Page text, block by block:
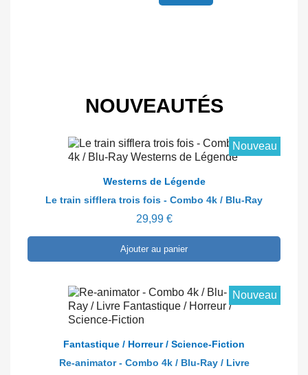
commander
Les grands espaces - Blu-ray
Pré-
commander
Navajo Joe - Blu-ray
Pré-
commander
Pré-
commander
commander
Voir
Fantastique / Horreur / Science-Fiction
13,49 €
NOUVEAUTÉS
En savoir plus
Nouveau
Westerns de Légende
Le train sifflera trois fois - Combo 4k / Blu-Ray
29,99 €
Ajouter au panier
En savoir plus
Nouveau
Fantastique / Horreur / Science-Fiction
Re-animator - Combo 4k / Blu-Ray / Livre